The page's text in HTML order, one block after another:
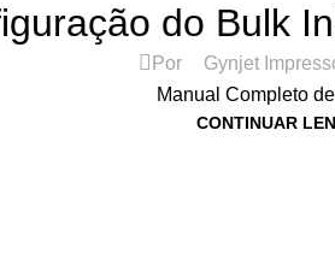
do Bulk
Por Gynjet
Manual Completo
CONTINUAR